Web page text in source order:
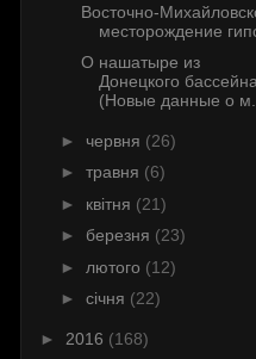
Восточно-
месторождение
О нашатыре из
Донецкого
(Новые данные о
► червня (26)
► травня (6)
► квітня (21)
► березня (23)
► лютого (12)
► січня (22)
► 2016 (168)